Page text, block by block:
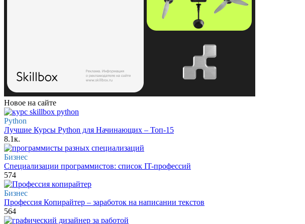
Новое на сайте
Python
Лучшие Курсы Python для Начинающих – Топ-15
8.1к.
Бизнес
Специализации программистов: список IT-профессий
574
Бизнес
Профессия Копирайтер – заработок на написании текстов
564